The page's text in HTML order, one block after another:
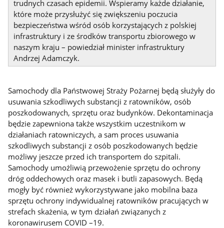
trudnych czasach epidemii. Wspieramy każde działanie,
które może przysłużyć się zwiększeniu poczucia
bezpieczeństwa wśród osób korzystających z polskiej
infrastruktury i ze środków transportu zbiorowego w
naszym kraju – powiedział minister infrastruktury
Andrzej Adamczyk.
Samochody dla Państwowej Straży Pożarnej będą służyły do
usuwania szkodliwych substancji z ratowników, osób
poszkodowanych, sprzętu oraz budynków. Dekontaminacja
będzie zapewniona także wszystkim uczestnikom w
działaniach ratowniczych, a sam proces usuwania
szkodliwych substancji z osób poszkodowanych będzie
możliwy jeszcze przed ich transportem do szpitali.
Samochody umożliwią przewożenie sprzętu do ochrony
dróg oddechowych oraz masek i butli zapasowych. Będą
mogły być również wykorzystywane jako mobilna baza
sprzętu ochrony indywidualnej ratowników pracujących w
strefach skażenia, w tym działań związanych z
koronawirusem COVID –19.